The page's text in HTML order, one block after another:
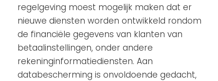
regelgeving moest mogelijk maken dat er
nieuwe diensten worden ontwikkeld rondom
de financiële gegevens van klanten van
betaalinstellingen, onder andere
rekeninginformatiediensten. Aan
databescherming is onvoldoende gedacht,